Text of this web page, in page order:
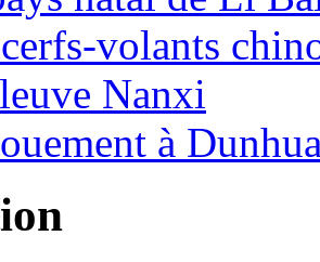
volants
Nanxi
à